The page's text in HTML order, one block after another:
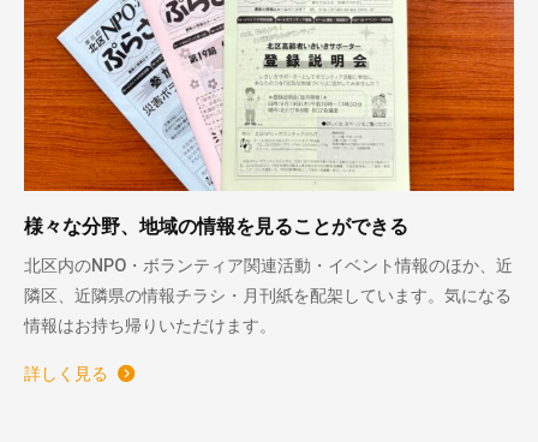
様々な分野、地域の情報を見ることができる
北区内のNPO・ボランティア関連活動・イベント情報のほか、近
隣区、近隣県の情報チラシ・月刊紙を配架しています。気になる
情報はお持ち帰りいただけます。
詳しく見る